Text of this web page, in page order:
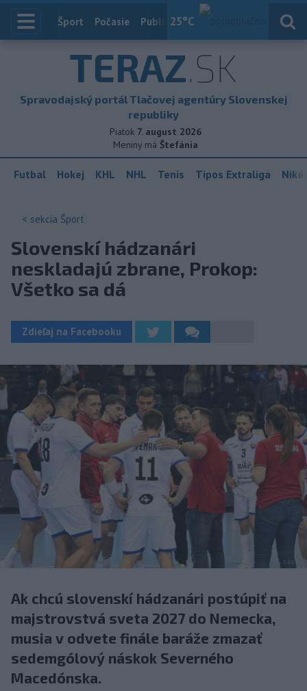
25°C
Index
Šport Počasie Publicistika
TERAZ.SK
Spravodajský portál Tlačovej agentúry Slovenskej
republiky
Piatok 7. august 2026
Meniny má Štefánia
Futbal Hokej KHL NHL Tenis Tipos Extraliga
< sekcia Šport
Slovenskí hádzanári
neskladajú zbrane, Prokop:
Všetko sa dá
Zdieľaj na Facebooku
Ak chcú slovenskí hádzanári postúpiť na
majstrovstvá sveta 2027 do Nemecka,
musia v odvete finále baráže zmazať
sedemgólový náskok Severného
Macedónska.